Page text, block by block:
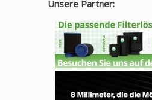
Unsere Partner: